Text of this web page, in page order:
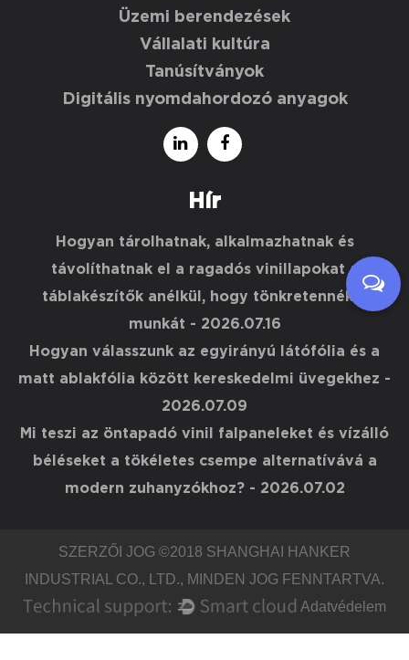
Üzemi berendezések
Vállalati kultúra
Tanúsítványok
Digitális nyomdahordozó anyagok
Hír
Hogyan tárolhatnak, alkalmazhatnak és
távolíthatnak el a ragadós vinillapokat a
táblakészítők anélkül, hogy tönkretennék a
munkát - 2026.07.16
Hogyan válasszunk az egyirányú látófólia és a
matt ablakfólia között kereskedelmi üvegekhez -
2026.07.09
Mi teszi az öntapadó vinil falpaneleket és vízálló
béléseket a tökéletes csempe alternatívává a
modern zuhanyzókhoz?- 2026.07.02
SZERZŐI JOG ©2018 SHANGHAI HANKER
INDUSTRIAL CO., LTD., MINDEN JOG FENNTARTVA.
Adatvédelem